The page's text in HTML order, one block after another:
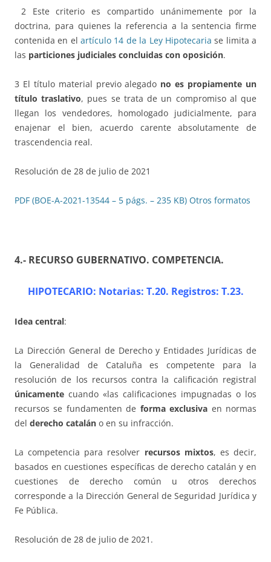
2 Este criterio es compartido unánimemente por la
doctrina, para quienes la referencia a la sentencia firme
contenida en elartículo 14 de la Ley Hipotecaria se limita a
las particiones judiciales concluidas con oposición.
3 El título material previo alegado no es propiamente un
título traslativo, pues se trata de un compromiso al que
llegan los vendedores, homologado judicialmente, para
enajenar el bien, acuerdo carente absolutamente de
trascendencia real.
Resolución de 28 de julio de 2021
PDF (BOE-A-2021-13544 – 5 págs. – 235 KB) Otros formatos
4.- RECURSO GUBERNATIVO. COMPETENCIA.
HIPOTECARIO: Notarias: T.20. Registros: T.23.
Idea central:
La Dirección General de Derecho y Entidades Jurídicas de
la Generalidad de Cataluña es competente para la
resolución de los recursos contra la calificación registral
únicamente cuando «las calificaciones impugnadas o los
recursos se fundamenten de forma exclusiva en normas
del derecho catalán o en su infracción.
La competencia para resolver recursos mixtos, es decir,
basados en cuestiones específicas de derecho catalán y en
cuestiones de derecho común u otros derechos
corresponde a la Dirección General de Seguridad Jurídica y
Fe Pública.
Resolución de 28 de julio de 2021.